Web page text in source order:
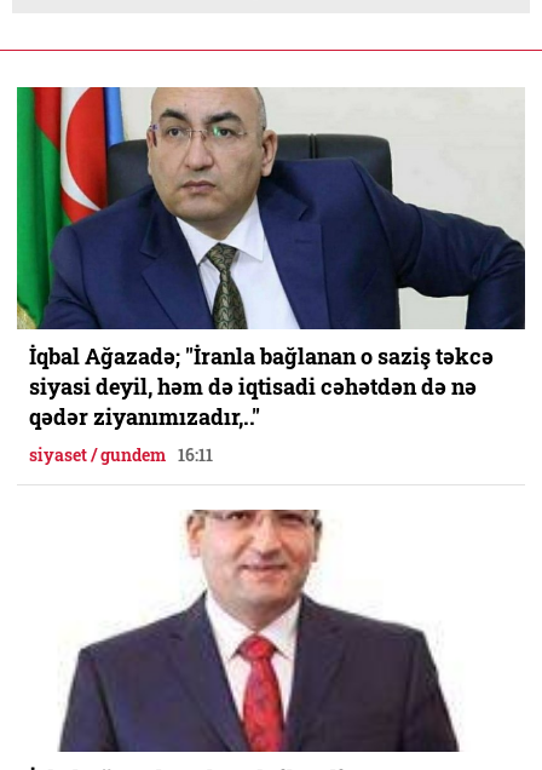
İqbal Ağazadə; "İranla bağlanan o saziş təkcə
siyasi deyil, həm də iqtisadi cəhətdən də nə
qədər ziyanımızadır,.."
siyaset / gundem 16:11